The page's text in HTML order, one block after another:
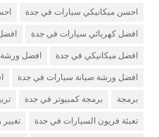
احسن ميكانيكي سيارات في جدة
افضل كهربائي سيارات في جدة
افضل ميكانيكي في جدة افضل ورشة
افضل ورشة صيانة سيارات في جدة
برمجة برمجة كمبيوتر في جدة
تعبئة فريون السيارات في جدة